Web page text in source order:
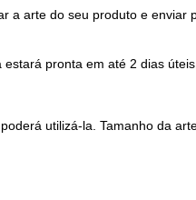
a arte do seu produto e enviar
pronta em até 2 dias úteis.
utilizá-la. Tamanho da